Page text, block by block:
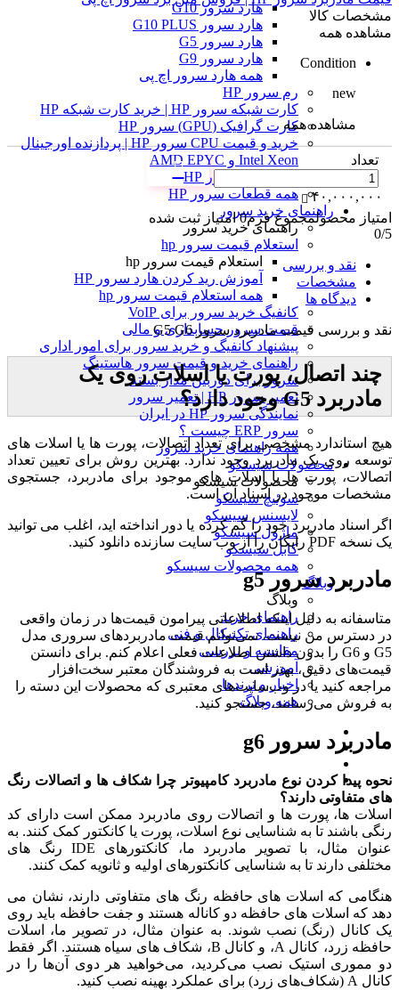
هارد سرور G10
هارد سرور G10 PLUS
هارد سرور G5
هارد سرور G9
همه هارد سرور اچ پی
رم سرور HP
کارت شبکه سرور HP | خرید کارت شبکه HP
کارت گرافیک (GPU) سرور HP
خرید و قیمت CPU سرور HP | پردازنده اورجینال
Intel Xeon و AMD EPYC
همه قطعات سرور HP
راهنمای خرید سرور
راهنمای خرید سرور
استعلام قیمت سرور hp
استعلام قیمت سرور hp
آموزش ريد كردن هارد سرور HP
همه استعلام قیمت سرور hp
کانفیگ خرید سرور برای VoIP
قیمت سرور حسابداری و مالی
پیشنهاد کانفیگ و خرید سرور برای امور اداری
راهنمای خرید و قیمت سرور هاستینگ
سرور برای دوربین مدار بسته
تعمیر سرور HP | تعمیر سرور
نمایندگی سرور HP در ایران
سرور ERP چیست ؟
همه راهنمای خرید سرور
محصولات سیسکو
محصولات سیسکو
سوئیچ سیسکو
لایسنس سیسکو
ماژول سیسکو
کابل سیسکو
همه محصولات سیسکو
وبلاگ
وبلاگ
راهنمای خرید
راهنمای تکنیکال و فنی
مقایسه و بررسی
آموزشی
اخبار و ترندها
همه وبلاگ
مشخصات کالا
مشاهده همه
Condition
new
مشاهده همه
تعداد
۴۰,۰۰۰,۰۰۰
امتیاز محصولمجموع فرم0امتیاز ثبت شده
0/5
نقد و بررسی
مشخصات
دیدگاه ها
نقد و بررسی قیمت مادربرد سرور G5 G6
چند اتصال، پورت یا اسلات روی یک
مادربرد G5 وجود دارد؟
هیچ استاندارد مشخصی برای تعداد اتصالات، پورت ها یا اسلات های
توسعه روی یک مادربرد وجود ندارد. بهترین روش برای تعیین تعداد
اتصالات، پورت ها یا اسلات های موجود برای مادربرد، جستجوی
مشخصات موجود در اسناد آن است.
اگر اسناد مادربرد خود را گم کرده یا دور انداخته اید، اغلب می توانید
یک نسخه PDF رایگان را از وب سایت سازنده دانلود کنید.
مادربرد سرور g5
متاسفانه به دلیل اینکه اطلاعاتی پیرامون قیمت‌ها در زمان واقعی
در دسترس من نیست، نمی‌توانم قیمت مادربردهای سروری مدل
G5 و G6 را بدون داشتن اطلاعات فعلی اعلام کنم. برای دانستن
قیمت‌های دقیق، بهتر است به فروشندگان معتبر سخت‌افزار
مراجعه کنید یا در وب‌سایت‌های معتبری که محصولات این دسته را
به فروش می‌رسانند، جستجو کنید.
مادربرد سرور g6
نحوه پیدا کردن نوع مادربرد کامپیوتر چرا شکاف ها و اتصالات رنگ
های متفاوتی دارند؟
اسلات ها، پورت ها و اتصالات روی مادربرد ممکن است دارای کد
رنگی باشند تا به شناسایی نوع اسلات، پورت یا کانکتور کمک کنند. به
عنوان مثال، با تصویر مادربرد ما، کانکتورهای IDE رنگ های
مختلفی دارند تا به شناسایی کانکتورهای اولیه و ثانویه کمک کنند.
هنگامی که اسلات های حافظه رنگ های متفاوتی دارند، نشان می
دهد که اسلات های حافظه دو کاناله هستند و جفت حافظه باید روی
یک کانال (رنگ) نصب شوند. به عنوان مثال، در تصویر ما، اسلات
حافظه زرد، کانال A، و کانال B، شکاف های سیاه هستند. اگر فقط
دو مموری استیک نصب می‌کردید، می‌خواهید هر دوی آن‌ها را در
کانال A (شکاف‌های زرد) برای عملکرد بهینه نصب کنید.